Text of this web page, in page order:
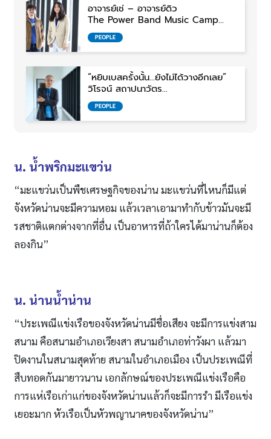
อาจารย์เช่ – อาจารย์ดิว
The Power Band Music Camp
“ป้ายบอกทาง” บนถนนสายฝัน
PEOPLE
“หยิบเบสครั้งนั้น…ยังไม่ได้วางอีกเลย”
วิโรจน์ สถาปนาวัตร
J-PAP มือเบส INFINITY
PEOPLE
น. น้ำพริกมะแขว่น
“มะแขว่นเป็นพืชเศรษฐกิจของน่าน มะแขว่นที่ไหนก็มีแต่
จังหวัดน่านจะมีความหอม แล้วเวลาเอามาทำกับข้าวมันจะมี
รสชาติแตกต่างจากที่อื่น เป็นอาหารที่ถ้าใครได้มาน่านก็ต้อง
ลองกิน”
น. น่านน้ำน่าน
“ประเพณีแข่งเรือของจังหวัดน่านมีชื่อเสียง จะมีการแข่งสาม
สนาม คือสนามอำเภอเวียงสา สนามอำเภอท่าวังผา แล้วมา
ปิดงานในสนามสุดท้าย สนามในอำเภอเมือง เป็นประเพณีที่
สืบทอดกันมายาวนาน เอกลักษณ์ของประเพณีแข่งเรือคือ
การแห่เรือเก่าแก่ของจังหวัดน่านแล้วก็จะมีการรำ มีเรือแข่ง
เยอะมาก หัวเรือเป็นหัวพญานาคของจังหวัดน่าน”